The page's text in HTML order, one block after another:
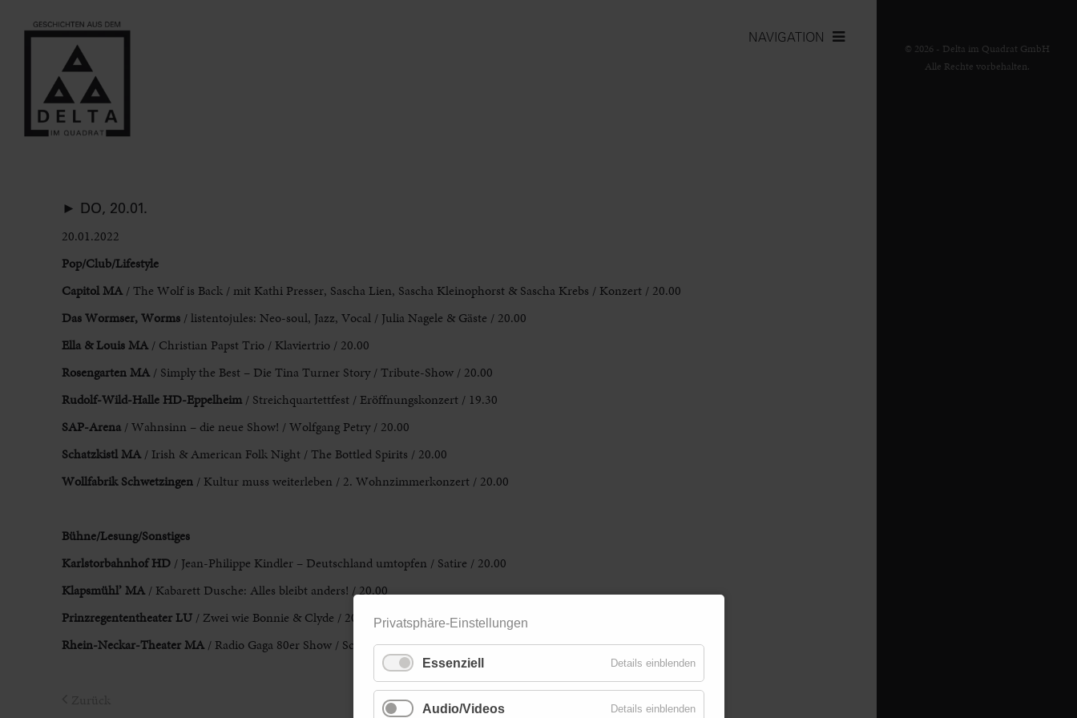
NAVIGATION
► DO, 20.01.
20.01.2022
Pop/Club/Lifestyle
Capitol MA / The Wolf is Back / mit Kathi Presser, Sascha Lien, Sascha Kleinophorst & Sascha Krebs / Konzert / 20.00
Das Wormser, Worms/ listentojules: Neo-soul, Jazz, Vocal / Julia Nagele & Gäste / 20.00
Ella & Louis MA / Christian Papst Trio / Klaviertrio / 20.00
Rosengarten MA/ Simply the Best – Die Tina Turner Story / Tribute-Show / 20.00
Rudolf-Wild-HalleHD-Eppelheim / Streichquartettfest / Eröffnungskonzert / 19.30
SAP-Arena/ Wahnsinn – die neue Show! / Wolfgang Petry / 20.00
Schatzkistl MA / Irish & American Folk Night / The Bottled Spirits / 20.00
Wollfabrik Schwetzingen/ Kultur muss weiterleben / 2. Wohnzimmerkonzert / 20.00
Bühne/Lesung/Sonstiges
Karlstorbahnhof HD / Jean-Philippe Kindler – Deutschland umtopfen / Satire / 20.00
Klapsmühl’ MA / Kabarett Dusche: Alles bleibt anders! / 20.00
Prinzregententheater LU/ Zwei wie Bonnie & Clyde / 20.00
Rhein-Neckar-Theater MA / Radio Gaga 80er Show / Schlager-Comedy / 19.00
© 2026 - Delta im Quadrat GmbH
Alle Rechte vorbehalten.
Privatsphäre-Einstellungen
Essenziell Details einblenden
Audio/Videos Details einblenden